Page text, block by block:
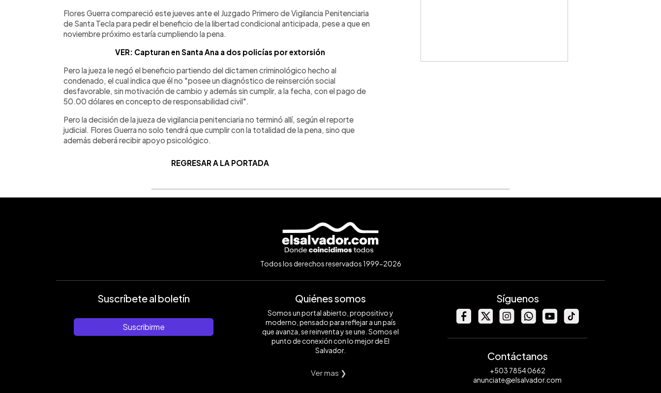
Flores Guerra compareció este jueves ante el Juzgado Primero de Vigilancia Penitenciaria
de Santa Tecla para pedir el beneficio de la libertad condicional anticipada, pese a que en
noviembre próximo estaría cumpliendo la pena.
VER: Capturan en Santa Ana a dos policías por extorsión
Pero la jueza le negó el beneficio partiendo del dictamen criminológico hecho al
condenado, el cual indica que él no "posee un diagnóstico de reinserción social
desfavorable, sin motivación de cambio y además sin cumplir, a la fecha, con el pago de
50.00 dólares en concepto de responsabilidad civil".
Pero la decisión de la jueza de vigilancia penitenciaria no terminó allí, según el reporte
judicial. Flores Guerra no solo tendrá que cumplir con la totalidad de la pena, sino que
además deberá recibir apoyo psicológico.
REGRESAR A LA PORTADA
Todos los derechos reservados 1999-2026
Suscríbete al boletín
Suscribirme
Quiénes somos
Somos un portal abierto, propositivo y
moderno, pensado para reflejar a un país
que avanza, se reinventa y se une. Somos el
punto de conexión con lo mejor de El
Salvador.
Ver mas ❯
Síguenos
Contáctanos
+503 7854 0662
anunciate@elsalvador.com